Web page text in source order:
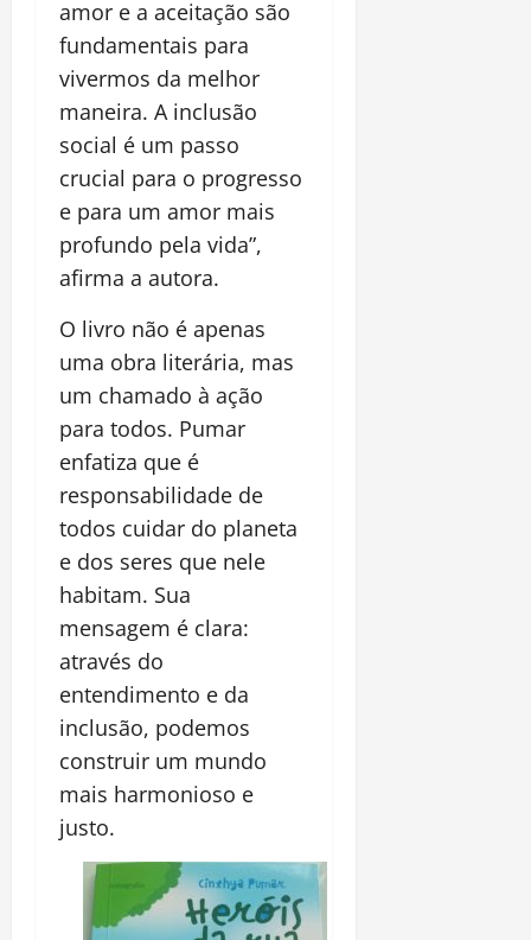
amor e a aceitação são
fundamentais para
vivermos da melhor
maneira. A inclusão
social é um passo
crucial para o progresso
e para um amor mais
profundo pela vida”,
afirma a autora.
O livro não é apenas
uma obra literária, mas
um chamado à ação
para todos. Pumar
enfatiza que é
responsabilidade de
todos cuidar do planeta
e dos seres que nele
habitam. Sua
mensagem é clara:
através do
entendimento e da
inclusão, podemos
construir um mundo
mais harmonioso e
justo.